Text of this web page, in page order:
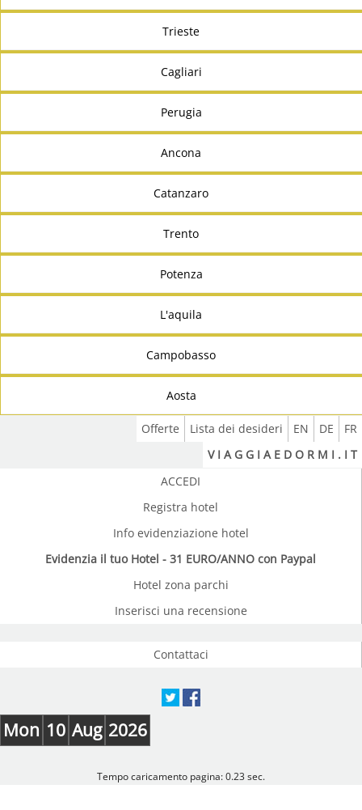
Trieste
Cagliari
Perugia
Ancona
Catanzaro
Trento
Potenza
L'aquila
Campobasso
Aosta
FR
DE
EN
Lista dei desideri
Offerte
V I A G G I A E D O R M I . I T
ACCEDI
Registra hotel
Info evidenziazione hotel
Evidenzia il tuo Hotel - 31 EURO/ANNO con Paypal
Hotel zona parchi
Inserisci una recensione
Contattaci
Mon 10 Aug 2026
Tempo caricamento pagina: 0.23 sec.